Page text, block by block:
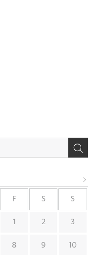
F S S
1 2 3
8 9 10